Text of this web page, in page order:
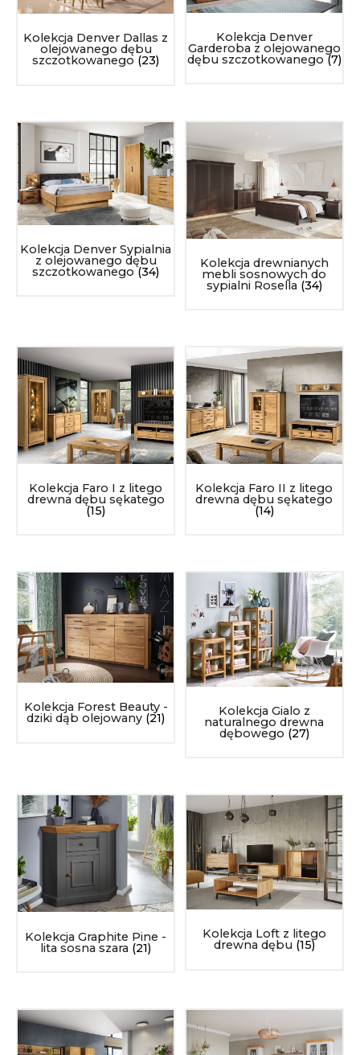
Kolekcja Denver Dallas z
olejowanego dębu
szczotkowanego (23)
Kolekcja Denver
Garderoba z olejowanego
dębu szczotkowanego(7)
Kolekcja Denver Sypialnia
z olejowanego dębu
szczotkowanego(34)
Kolekcja drewnianych
mebli sosnowych do
sypialni Rosella (34)
Kolekcja Faro I z litego
drewna dębu sękatego
(15)
Kolekcja Faro II z litego
drewna dębu sękatego
(14)
Kolekcja Forest Beauty -
dziki dąb olejowany (21)
Kolekcja Gialo z
naturalnego drewna
dębowego (27)
Kolekcja Graphite Pine -
lita sosna szara (21)
Kolekcja Loft z litego
drewna dębu (15)